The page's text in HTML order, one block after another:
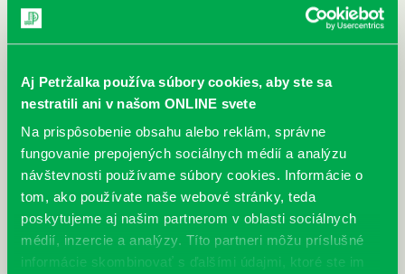
Aj Petržalka používa súbory cookies, aby ste sa
nestratili ani v našom ONLINE svete
Na prispôsobenie obsahu alebo reklám, správne
fungovanie prepojených sociálnych médií a analýzu
návštevnosti používame súbory cookies. Informácie o
tom, ako používate naše webové stránky, teda
poskytujeme aj našim partnerom v oblasti sociálnych
médií, inzercie a analýzy. Títo partneri môžu príslušné
informácie skombinovať s ďalšími údajmi, ktoré ste im